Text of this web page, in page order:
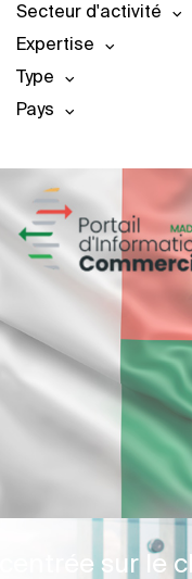
Secteur d'activité
Expertise
Type
Pays
sur le